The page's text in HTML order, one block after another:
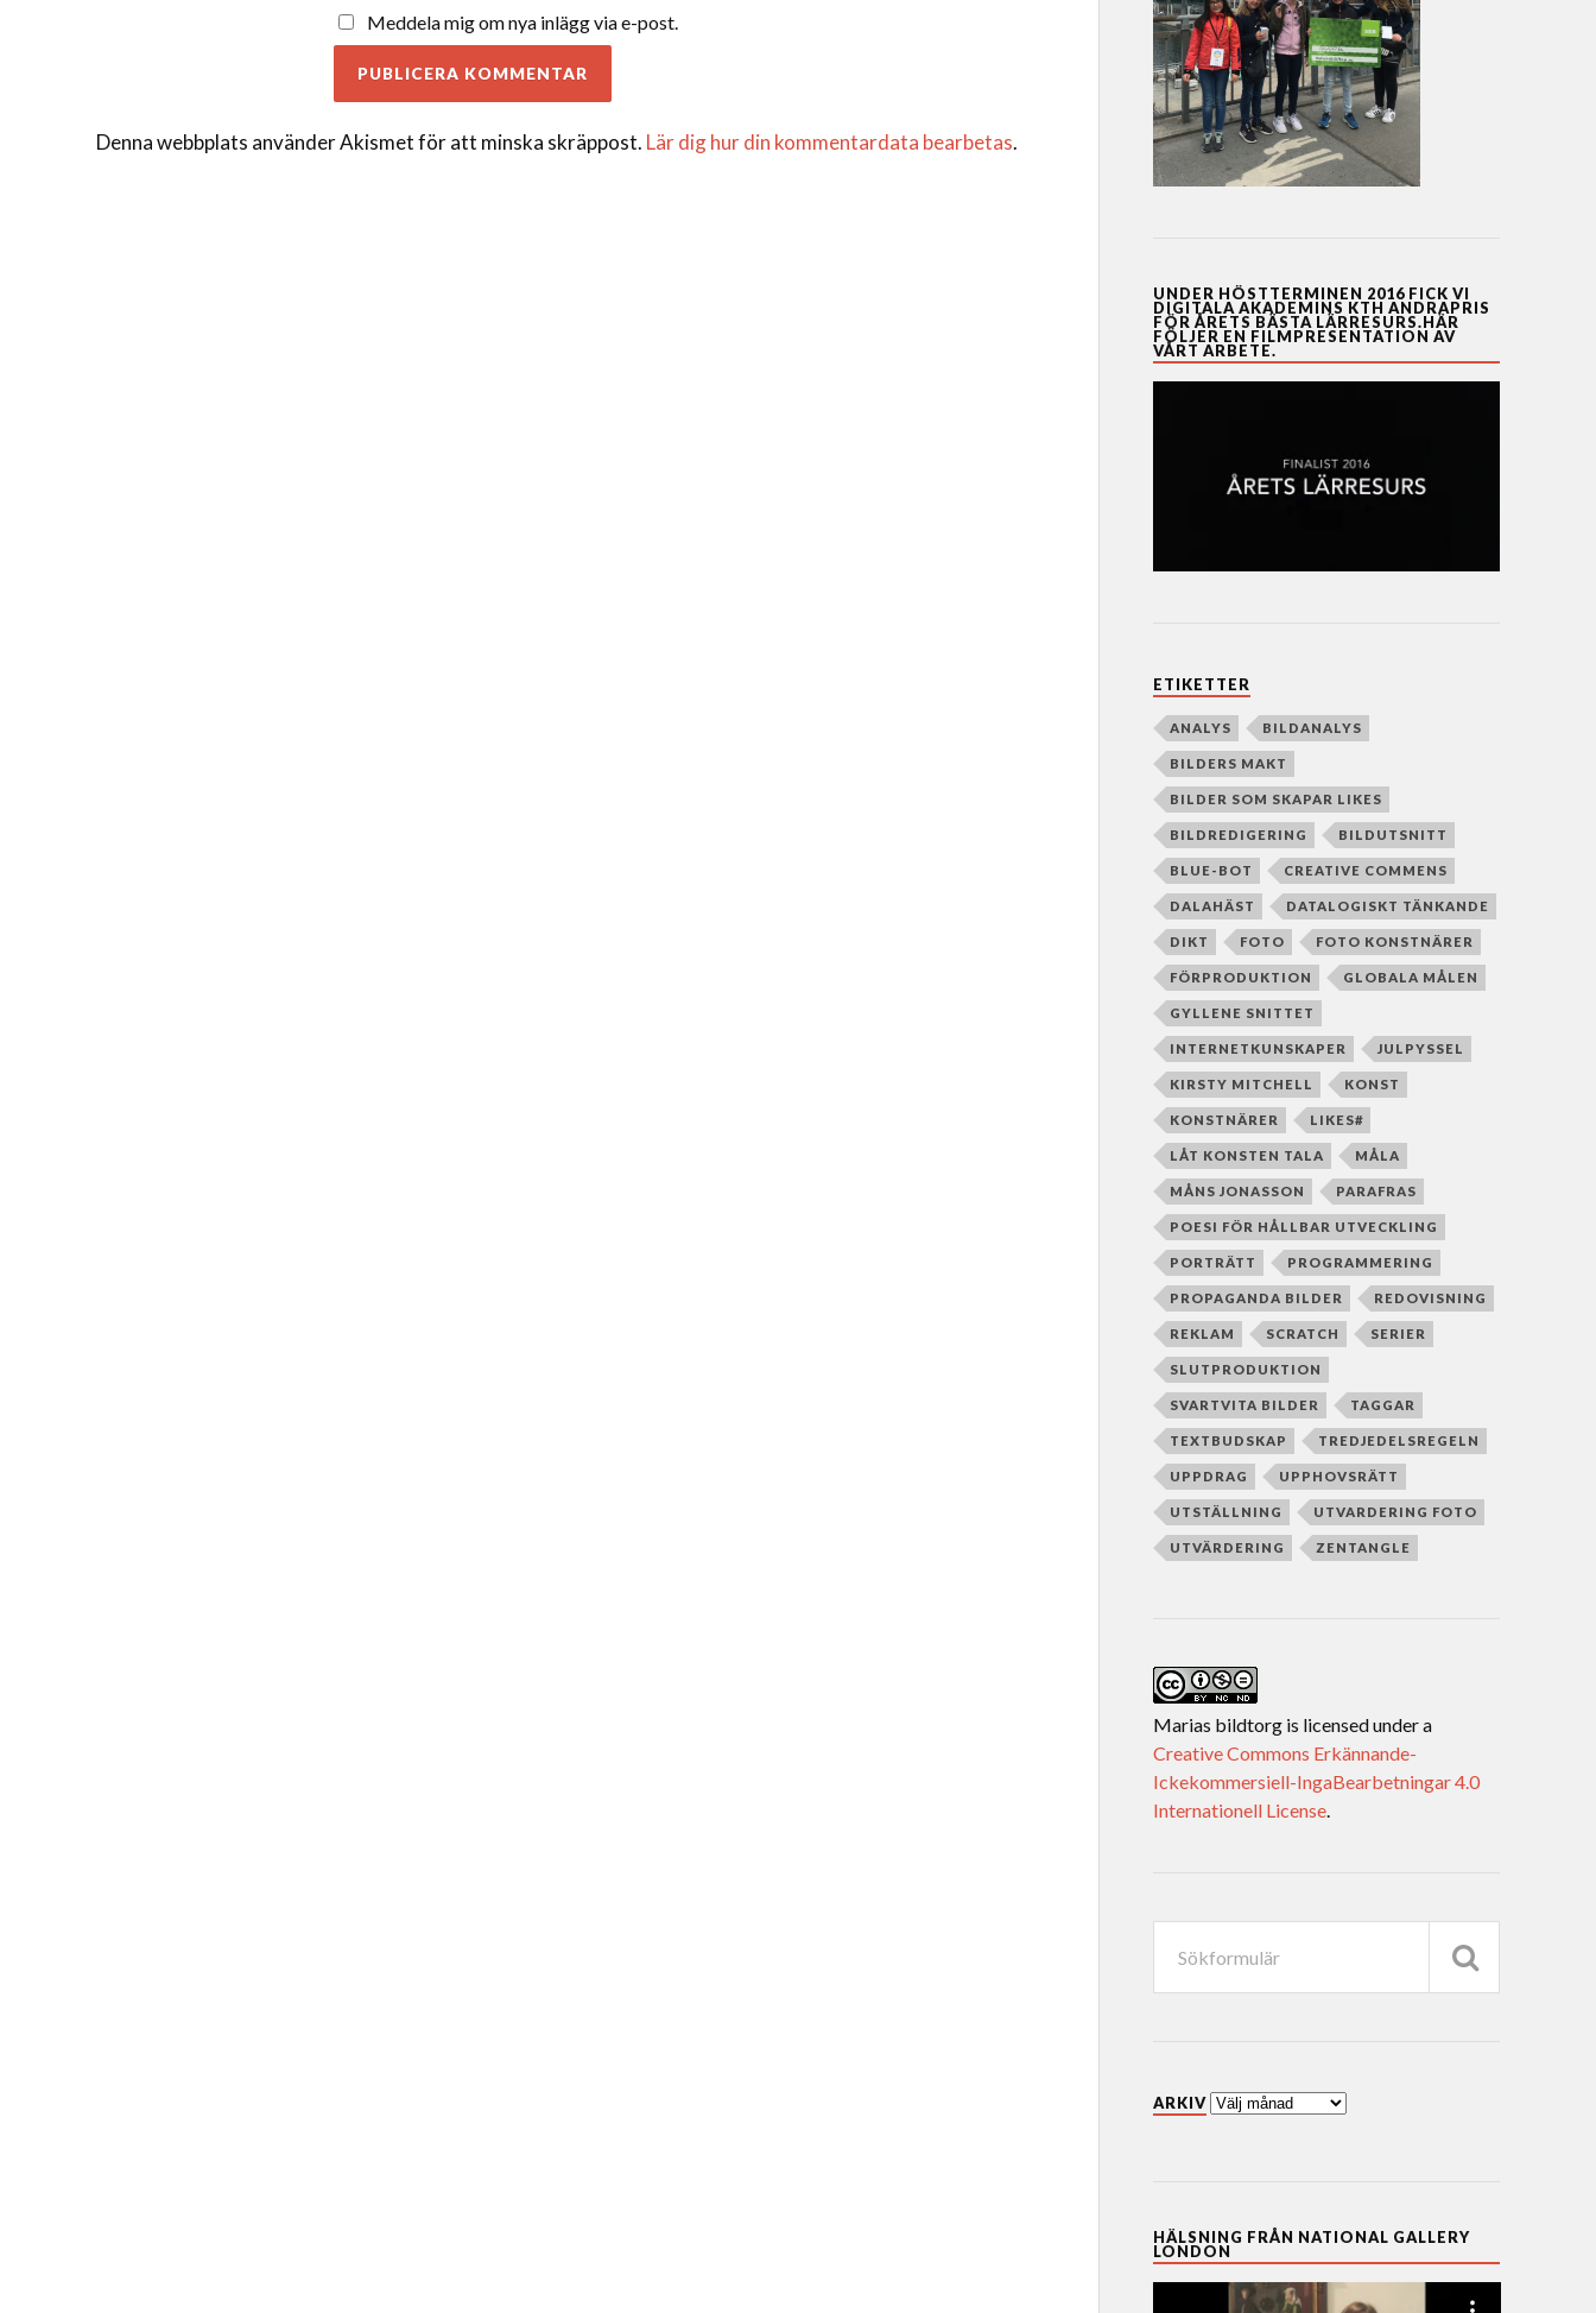
Meddela mig om nya inlägg via e-post.
Denna webbplats använder Akismet för att minska skräppost. Lär dig hur din kommentardata bearbetas.
UNDER HÖSTTERMINEN 2016 FICK VI
DIGITALA AKADEMINS KTH ANDRAPRIS
FÖR ÅRETS BÄSTA LÄRRESURS.HÄR
FÖLJER EN FILMPRESENTATION AV
VÅRT ARBETE.
ETIKETTER
ANALYS BILDANALYS
BILDERS MAKT
BILDER SOM SKAPAR LIKES
BILDREDIGERING BILDUTSNITT
BLUE-BOT CREATIVE COMMENS
DALAHÄST DATALOGISKT TÄNKANDE
DIKT FOTO FOTO KONSTNÄRER
FÖRPRODUKTION GLOBALA MÅLEN
GYLLENE SNITTET
INTERNETKUNSKAPER JULPYSSEL
KIRSTY MITCHELL KONST
KONSTNÄRER LIKES#
LÅT KONSTEN TALA MÅLA
MÅNS JONASSON PARAFRAS
POESI FÖR HÅLLBAR UTVECKLING
PORTRÄTT PROGRAMMERING
PROPAGANDA BILDER REDOVISNING
REKLAM SCRATCH SERIER
SLUTPRODUKTION
SVARTVITA BILDER TAGGAR
TEXTBUDSKAP TREDJEDELSREGELN
UPPDRAG UPPHOVSRÄTT
UTSTÄLLNING UTVARDERING FOTO
UTVÄRDERING ZENTANGLE
Marias bildtorgis licensed under a
Creative Commons Erkännande-
Ickekommersiell-IngaBearbetningar 4.0
Internationell License.
ARKIV
HÄLSNING FRÅN NATIONAL GALLERY
LONDON
Videospelare